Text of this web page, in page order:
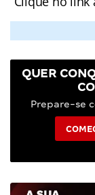
QUER
Prepare-se